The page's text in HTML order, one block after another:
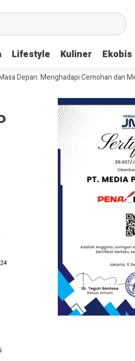
Lifestyle Kuliner Ekobis
Menghadapi Cemohan dan Mencapai